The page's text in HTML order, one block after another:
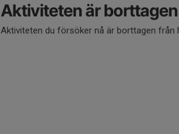
Aktiviteten är borttagen
Aktiviteten du försöker nå är borttagen från